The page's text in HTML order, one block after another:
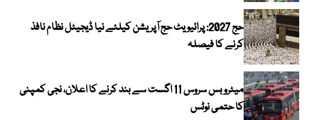
حج 2027: پرائیویٹ حج آپریشن کیلئے نیا ڈیجیٹل نظام نافذ
کرنے کا فیصلہ
میٹرو بس سروس 11 اگست سے بند کرنے کا اعلان، نجی کمپنی
کا حتمی نوٹس